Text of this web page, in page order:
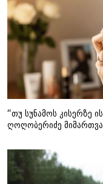
“თუ სუნამოს კისერზე
ღოღობერიძე